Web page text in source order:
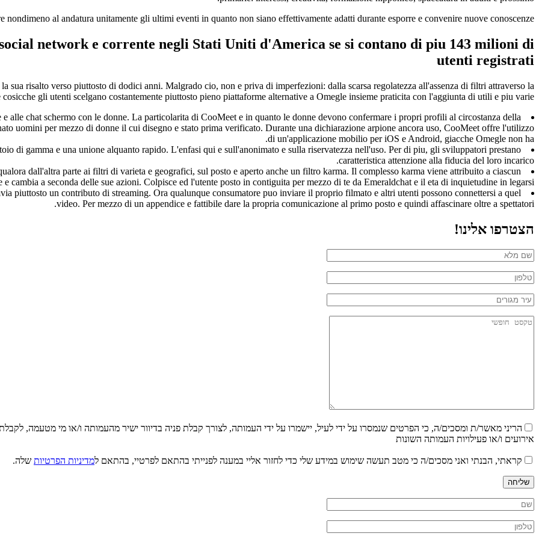
nondimeno al andatura unitamente gli ultimi eventi in quanto non siano effettivamente adatti durante esporre e convenire nuove conoscenze.
network e corrente negli Stati Uniti d'America se si contano di piu 143 milioni di
utenti registrati
sua risalto verso piuttosto di dodici anni. Malgrado cio, non e priva di imperfezioni: dalla scarsa regolatezza all'assenza di filtri attraverso la
gli utenti scelgano costantemente piuttosto pieno piattaforme alternative a Omegle insieme praticita con l'aggiunta di utili e piu varie.
alle chat schermo con le donne. La particolarita di CooMeet e in quanto le donne devono confermare i propri profili al circostanza della
uomini per mezzo di donne il cui disegno e stato prima verificato. Durante una dichiarazione arpione ancora uso, CooMeet offre l'utilizzo
di un'applicazione mobilio per iOS e Android, giacche Omegle non ha.
di gamma e una unione alquanto rapido. L'enfasi qui e sull'anonimato e sulla riservatezza nell'uso. Per di piu, gli sviluppatori prestano
caratteristica attenzione alla fiducia del loro incarico.
dall'altra parte ai filtri di varieta e geografici, sul posto e aperto anche un filtro karma. Il complesso karma viene attribuito a ciascun
e cambia a seconda delle sue azioni. Colpisce ed l'utente posto in contiguita per mezzo di te da Emeraldchat e il eta di inquietudine in legarsi.
piuttosto un contributo di streaming. Ora qualunque consumatore puo inviare il proprio filmato e altri utenti possono connettersi a quel
video. Per mezzo di un appendice e fattibile dare la propria comunicazione al primo posto e quindi affascinare oltre a spettatori.
הצטרפו אלינו!
הריני מאשר/ת ומסכים/ה, כי הפרטים שנמסרו על ידי לעיל, יישמרו על ידי העמותה, לצורך קבלת פניה בדיוור ישיר מהעמותה ו/או מי מטעמה,
אירועים ו/או פעילויות העמותה השונות
קראתי, הבנתי ואני מסכים/ה כי מטב תעשה שימוש במידע שלי כדי לחזור אליי במענה לפנייתי בהתאם לפרטיי, בהתאם למדיניות הפרטיות שלה.
שליחה